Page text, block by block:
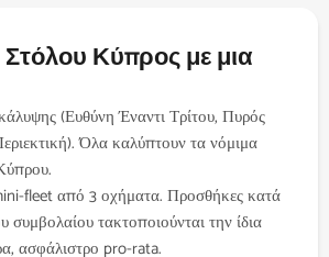
Κύπρος με μια
(Ευθύνη Έναντι Τρίτου, Πυρός
Όλα καλύπτουν τα νόμιμα
fleet από 3 οχήματα. Προσθήκες κατά
συμβολαίου τακτοποιούνται την ίδια
ασφάλιστρο pro-rata.